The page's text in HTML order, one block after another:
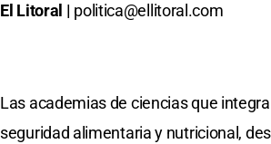
El Litoral | politica@ellitoral.com
Las academias de ciencias que
seguridad alimentaria y nutricional,